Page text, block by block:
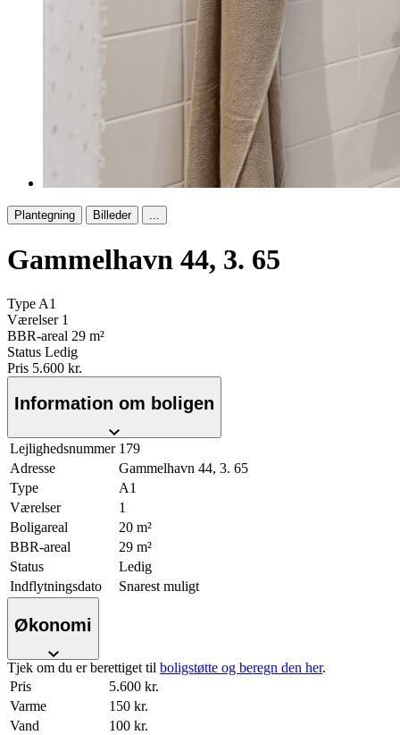
Plantegning Billeder ...
Gammelhavn 44, 3. 65
Type A1
Værelser 1
BBR-areal 29 m²
Status Ledig
Pris 5.600 kr.
Information om boligen
Lejlighedsnummer 179
Adresse
Gammelhavn 44, 3. 65
Type
A1
Værelser
1
Boligareal
20 m²
BBR-areal
29 m²
Status
Ledig
Indflytningsdato
Snarest muligt
Økonomi
Tjek om du er berettiget til boligstøtte og beregn den her.
Pris
5.600 kr.
Varme
150 kr.
Vand
100 kr.